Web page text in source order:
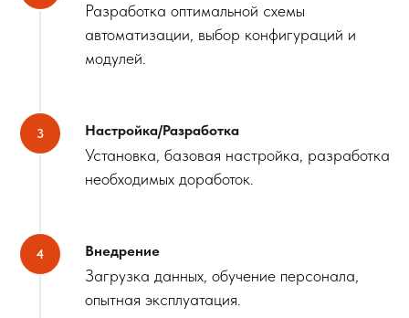
Разработка оптимальной схемы
автоматизации, выбор конфигураций и
модулей.
Настройка/Разработка
Установка, базовая настройка, разработка
необходимых доработок.
Внедрение
Загрузка данных, обучение персонала,
опытная эксплуатация.